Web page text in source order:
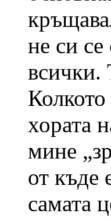
не си се
всички.
хората
мине
от къде
самата